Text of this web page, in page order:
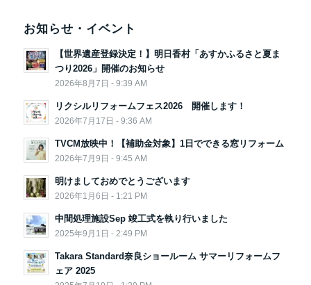
お知らせ・イベント
【世界遺産登録決定！】明日香村「あすかふるさと夏ま
つり2026」開催のお知らせ
2026年8月7日 - 9:39 AM
リクシルリフォームフェス2026 開催します！
2026年7月17日 - 9:36 AM
TVCM放映中！【補助金対象】1日でできる窓リフォーム
2026年7月9日 - 9:45 AM
明けましておめでとうございます
2026年1月6日 - 1:21 PM
中間処理施設Sep 竣工式を執り行いました
2025年9月1日 - 2:49 PM
Takara Standard奈良ショールーム サマーリフォームフ
ェア 2025